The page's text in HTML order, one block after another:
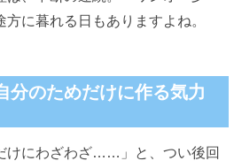
に暮れる日もありますよね。
分のためだけに作る気力
けにわざわざ……」と、つい後回